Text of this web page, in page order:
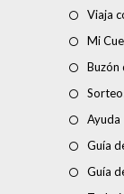
Viaja
Mi
Buzón
Ayuda
Guía
Guía